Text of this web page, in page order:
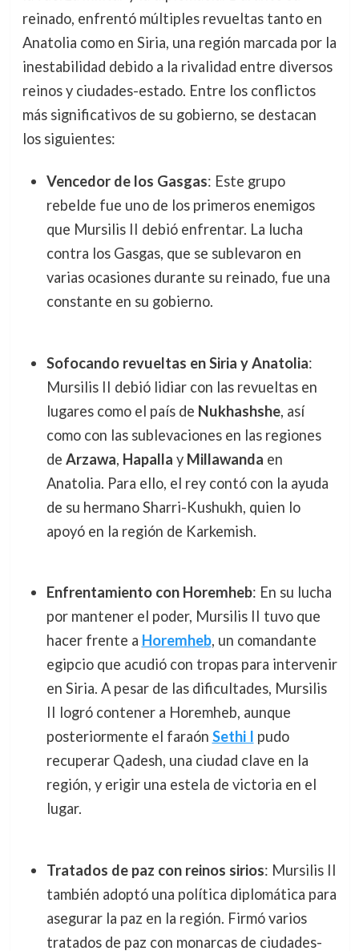
reinado, enfrentó múltiples revueltas tanto en
Anatolia como en Siria, una región marcada por la
inestabilidad debido a la rivalidad entre diversos
reinos y ciudades-estado. Entre los conflictos
más significativos de su gobierno, se destacan
los siguientes:
Vencedor de los Gasgas: Este grupo
rebelde fue uno de los primeros enemigos
que Mursilis II debió enfrentar. La lucha
contra los Gasgas, que se sublevaron en
varias ocasiones durante su reinado, fue una
constante en su gobierno.
Sofocando revueltas en Siria y Anatolia:
Mursilis II debió lidiar con las revueltas en
lugares como el país de Nukhashshe, así
como con las sublevaciones en las regiones
de Arzawa, Hapalla y Millawanda en
Anatolia. Para ello, el rey contó con la ayuda
de su hermano Sharri-Kushukh, quien lo
apoyó en la región de Karkemish.
Enfrentamiento con Horemheb: En su lucha
por mantener el poder, Mursilis II tuvo que
hacer frente a Horemheb, un comandante
egipcio que acudió con tropas para intervenir
en Siria. A pesar de las dificultades, Mursilis
II logró contener a Horemheb, aunque
posteriormente el faraón Sethi I pudo
recuperar Qadesh, una ciudad clave en la
región, y erigir una estela de victoria en el
lugar.
Tratados de paz con reinos sirios: Mursilis II
también adoptó una política diplomática para
asegurar la paz en la región. Firmó varios
tratados de paz con monarcas de ciudades-